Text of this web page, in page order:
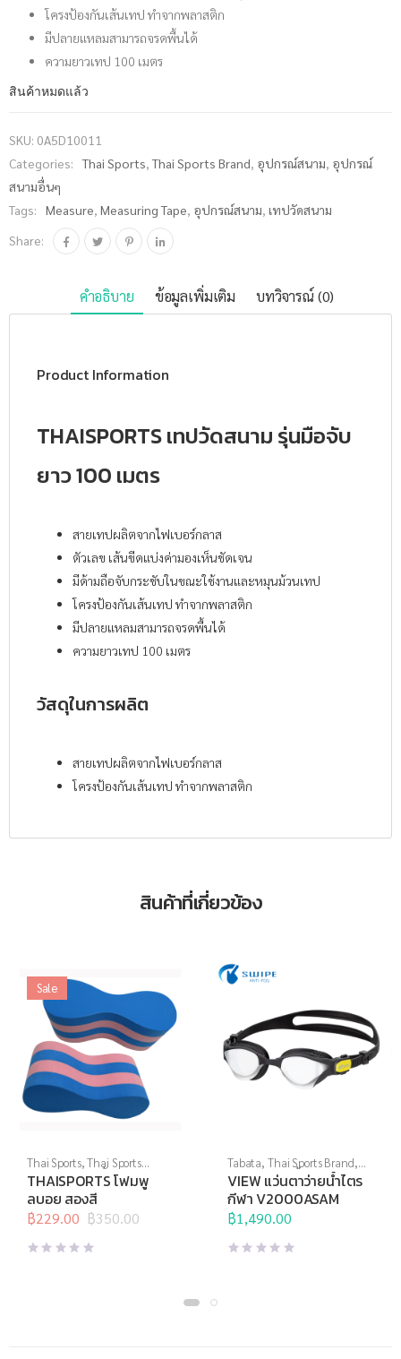
โครงป้องกันเส้นเทป ทำจากพลาสติก
มีปลายแหลมสามารถจรดพื้นได้
ความยาวเทป 100 เมตร
สินค้าหมดแล้ว
SKU: 0A5D10011
Categories:
Thai Sports,Thai Sports Brand, อุปกรณ์สนาม, อุปกรณ์
สนามอื่นๆ
Tags:
Measure, Measuring Tape, อุปกรณ์สนาม, เทปวัดสนาม
Share:
คำอธิบาย ข้อมูลเพิ่มเติม บทวิจารณ์ (0)
Product Information
THAISPORTS เทปวัดสนาม รุ่นมือจับ
ยาว 100 เมตร
สายเทปผลิตจากไฟเบอร์กลาส
ตัวเลข เส้นขีดแบ่งค่ามองเห็นชัดเจน
มีด้ามถือจับกระชับในขณะใช้งานและหมุนม้วนเทป
โครงป้องกันเส้นเทป ทำจากพลาสติก
มีปลายแหลมสามารถจรดพื้นได้
ความยาวเทป 100 เมตร
วัสดุในการผลิต
สายเทปผลิตจากไฟเบอร์กลาส
โครงป้องกันเส้นเทป ทำจากพลาสติก
สินค้าที่เกี่ยวข้อง
Sale
Thai Sports,Thai Sports
Brand,กีฬาทางน้ำ ,อุปกรณ์ทาง
น้ำอื่นๆ
THAISPORTS โฟมพู
ลบอย สองสี
฿350.00
Original
price
was:
฿229.00
Current
price
is:
Tabata, Thai Sports Brand,
View,กีฬาทางน้ำ,แว่นตาว่าย
น้ำ,แว่นตาว่ายน้ำแข่งขัน
VIEW แว่นตาว่ายน้ำไตร
กีฬา V2000ASAM
฿1,490.00